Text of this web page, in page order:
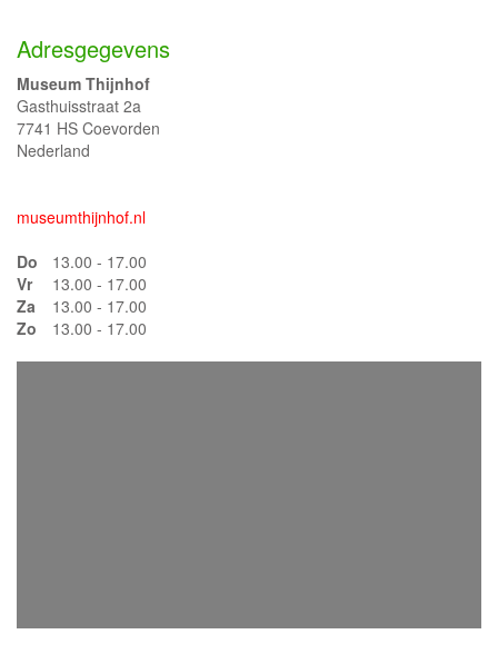
Adresgegevens
Museum Thijnhof
Gasthuisstraat 2a
7741 HS Coevorden
Nederland
museumthijnhof.nl
Do
13.00 - 17.00
Vr
13.00 - 17.00
Za
13.00 - 17.00
Zo
13.00 - 17.00